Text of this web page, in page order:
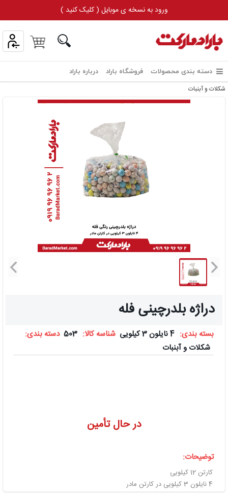
ورود به نسخه ی موبایل ( کلیک کنید )
دسته بندی محصولات فروشگاه باراد درباره باراد
شکلات و آبنبات
دراژه بلدرچینی فله
بسته بندی: 4 نایلون 3 کیلویی شناسه کالا: 503 دسته بندی:
شکلات و آبنبات
در حال تأمین
توضیحات:
کارتن 12 کیلویی
4 نایلون 3 کیلویی در کارتن مادر